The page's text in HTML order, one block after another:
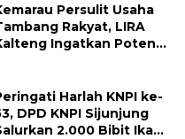
Persulit Usaha
Rakyat, LIRA
Ingatkan Potensi
Harlah KNPI ke-
DPD KNPI Sijunjung
2.000 Bibit Ikan